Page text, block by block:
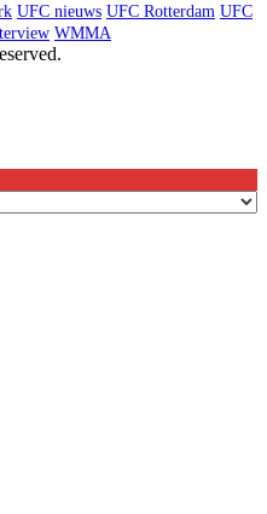
UFC nieuws UFC Rotterdam UFC
WMMA